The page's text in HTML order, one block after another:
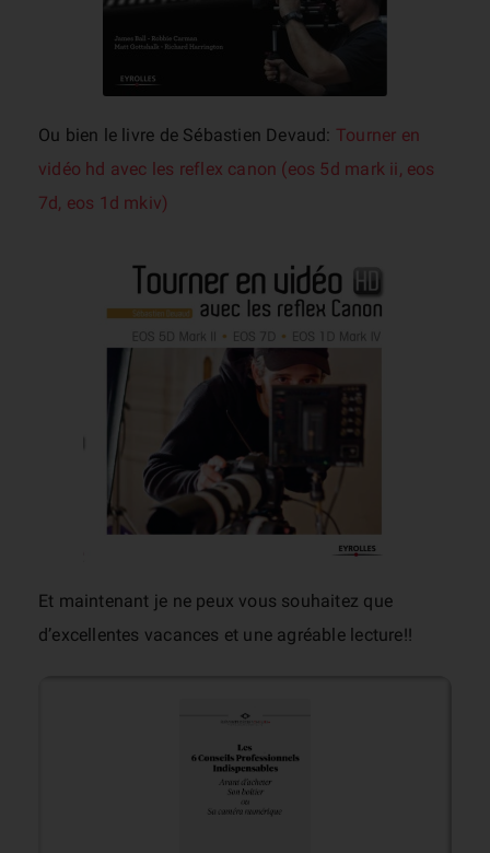
Ou bien le livre de Sébastien Devaud: Tourner en
vidéo hd avec les reflex canon (eos 5d mark ii, eos
7d, eos 1d mkiv)
Et maintenant je ne peux vous souhaitez que
d’excellentes vacances et une agréable lecture!!